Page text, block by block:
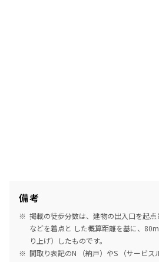
備考
掲載の徒歩分数は、建物の出入口を起
などを着点と した概算距離を基に、
り上げ）したものです。
間取り表記のN （納戸）やS （サービス